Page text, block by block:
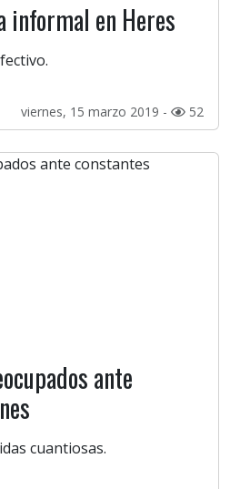
informal en Heres
viernes, 15 marzo 2019 - 52
ante
cuantiosas.